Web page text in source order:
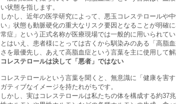
い状態を指します。
しかし、近年の医学研究によって、悪玉コレステロールや
い」状態も動脈硬化の重大なリスク要因となることが明確
常症」という正式名称が医療現場では一般的に用いられてい
とはいえ、患者様にとっては古くから馴染みのある「高脂
さを最優先し、あえて高脂血症という言葉を主に使用して解
コレステロールは決して「悪者」ではない
コレステロールという言葉を聞くと、無意識に「健康を害
ガティブなイメージを持たれがちです。
しかし、実はコレステロールは私たちの体を構成する約37